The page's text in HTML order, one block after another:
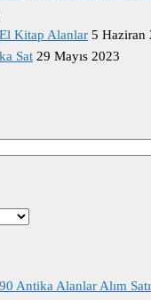
Kitap Alanlar 5 Haziran
Sat 29 Mayıs 2023
Antika Alanlar Alım